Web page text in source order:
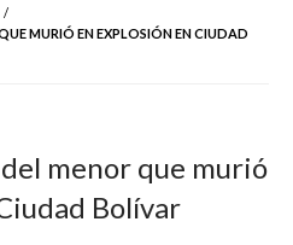
MURIÓ EN EXPLOSIÓN EN CIUDAD
menor que murió
Bolívar